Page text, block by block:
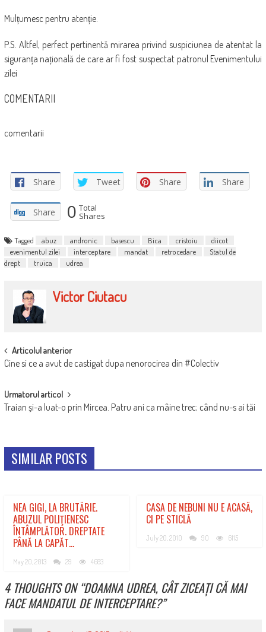
Mulțumesc pentru atenție.
P.S. Altfel, perfect pertinentă mirarea privind suspiciunea de atentat la
siguranța națională de care ar fi fost suspectat patronul Evenimentului
zilei
COMENTARII
comentarii
Share Tweet Share Share
Share 0 Total
Shares
Tagged abuz andronic basescu Bica cristoiu
diicot
evenimentul zilei
interceptare mandat retrocedare
Statul de
drept
truica udrea
Victor Ciutacu
POST
NAVIGATION
Articolul anterior
Cine si ce a avut de castigat dupa nenorocirea din #Colectiv
Urmatorul articol
Traian și-a luat-o prin Mircea. Patru ani ca mâine trec; când nu-s ai tăi
SIMILAR POSTS
NEA GIGI, LA BRUTĂRIE.
ABUZUL POLIŢIENESC
ÎNTÂMPLĂTOR. DREPTATE
PÂNĂ LA CAPĂT…
May 20, 2013 29 4683
CASA DE NEBUNI NU E ACASĂ,
CI PE STICLĂ
July 20, 2010 90 6115
4 THOUGHTS ON “DOAMNA UDREA, CÂT ZICEAȚI CĂ MAI
FACE MANDATUL DE INTERCEPTARE?”